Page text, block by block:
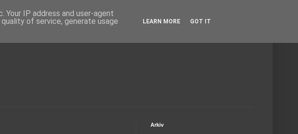
Arkiv
IP address and user-agent
of service, generate usage
LEARN MORE GOT IT